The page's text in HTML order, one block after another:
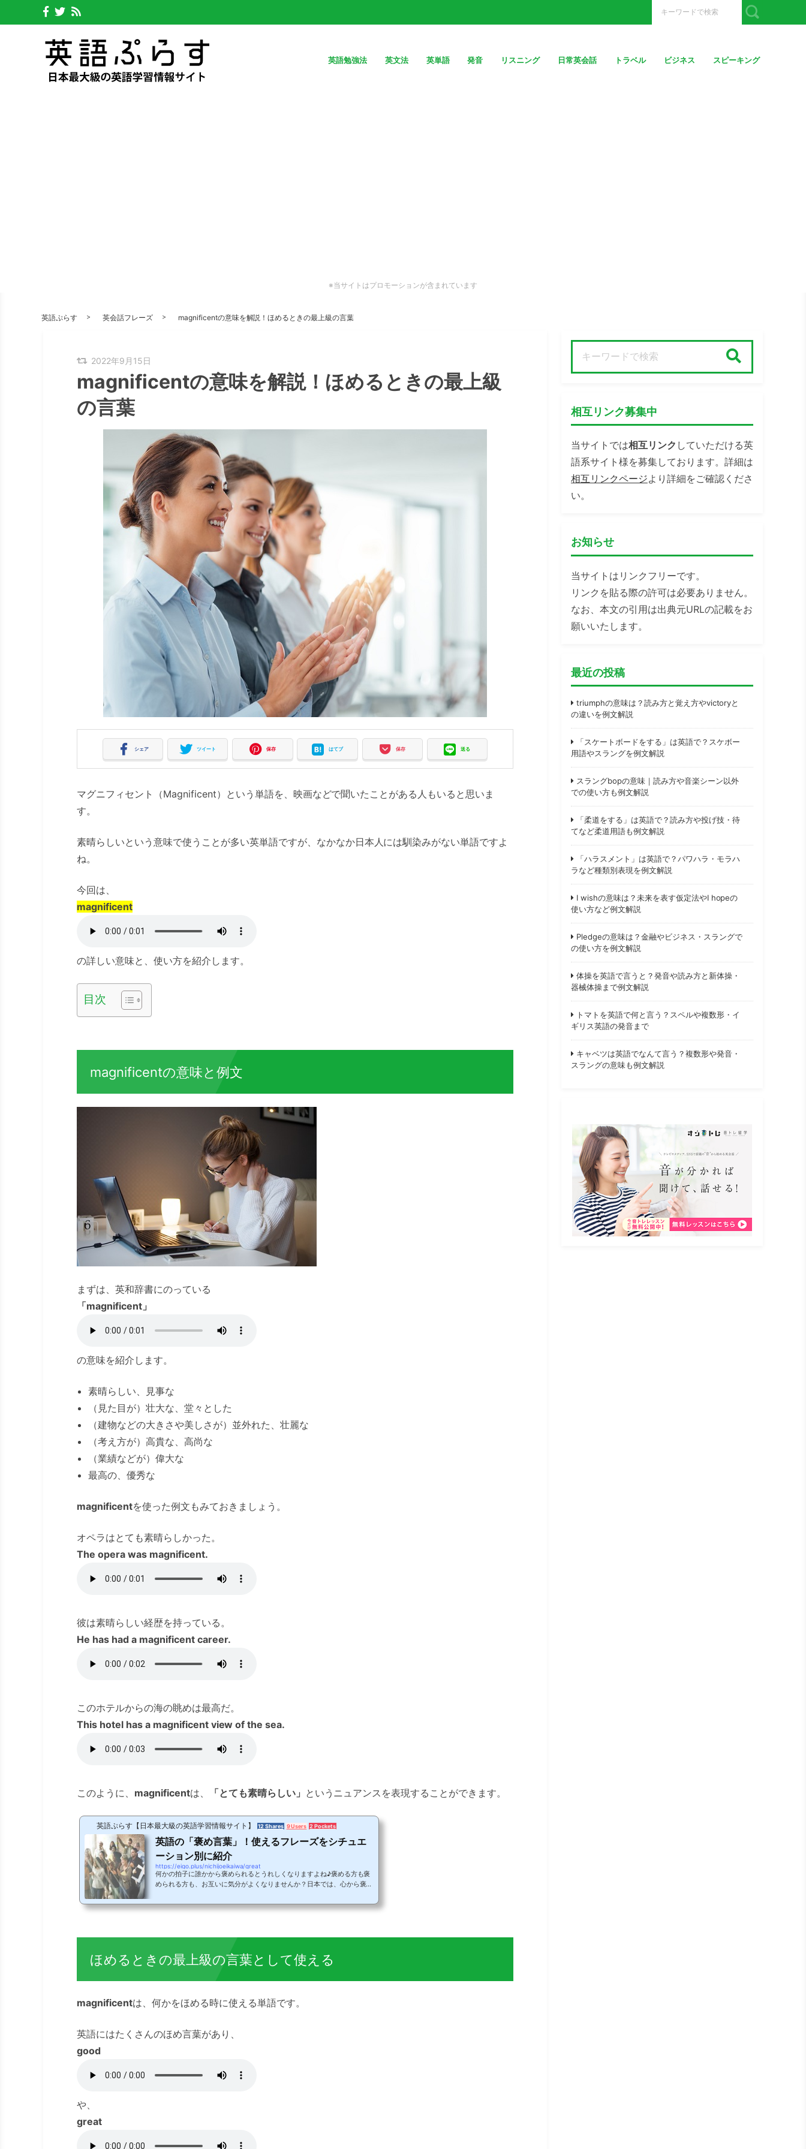
英語勉強法 英文法 英単語 発音 リスニング 日常英会話 トラベル ビジネス スピーキング
※当サイトはプロモーションが含まれています
英語ぷらす 英会話フレーズ magnificentの意味を解説！ほめるときの最上級の言葉
2022年9月15日
magnificentの意味を解説！ほめるときの最上級
の言葉
シェア ツイート 保存 はてブ 保存 送る
マグニフィセント（Magnificent）という単語を、映画などで聞いたことがある人もいると思いま
す。
素晴らしいという意味で使うことが多い英単語ですが、なかなか日本人には馴染みがない単語ですよ
ね。
今回は、
magnificent
の詳しい意味と、使い方を紹介します。
目次
magnificentの意味と例文
まずは、英和辞書にのっている
「magnificent」
の意味を紹介します。
素晴らしい、見事な
（見た目が）壮大な、堂々とした
（建物などの大きさや美しさが）並外れた、壮麗な
（考え方が）高貴な、高尚な
（業績などが）偉大な
最高の、優秀な
magnificentを使った例文もみておきましょう。
オペラはとても素晴らしかった。
The opera was magnificent.
彼は素晴らしい経歴を持っている。
He has had a magnificent career.
このホテルからの海の眺めは最高だ。
This hotel has a magnificent view of the sea.
このように、 magnificentは、 「とても素晴らしい」 というニュアンスを表現することができます。
英語ぷらす【日本最大級の英語学習情報サイト】 12 Shares 9 Users 2 Pockets
英語の「褒め言葉」！使えるフレーズをシチュエ
ーション別に紹介
https://eigo.plus/nichijoeikaiwa/great
何かの拍子に誰かから褒められるとうれしくなりますよね♪褒める方も褒
められる方も、お互いに気分がよくなりませんか？日本では、心から褒め
ることが多いように感じます。面と向かって褒め言葉を使うことが照れく
ほめるときの最上級の言葉として使える
magnificentは、何かをほめる時に使える単語です。
英語にはたくさんのほめ言葉があり、
good
や、
great
相互リンク募集中
当サイトでは相互リンク していただける英
語系サイト様を募集しております。詳細は
相互リンクページより詳細をご確認くださ
い。
お知らせ
当サイトはリンクフリーです。
リンクを貼る際の許可は必要ありません。
なお、本文の引用は出典元URLの記載をお
願いいたします。
最近の投稿
triumphの意味は？読み方と覚え方やvictoryと
の違いを例文解説
「スケートボードをする」は英語で？スケボー
用語やスラングを例文解説
スラングbopの意味｜読み方や音楽シーン以外
での使い方も例文解説
「柔道をする」は英語で？読み方や投げ技・待
てなど柔道用語も例文解説
「ハラスメント」は英語で？パワハラ・モラハ
ラなど種類別表現を例文解説
I wishの意味は？未来を表す仮定法やI hopeの
使い方など例文解説
Pledgeの意味は？金融やビジネス・スラングで
の使い方を例文解説
体操を英語で言うと？発音や読み方と新体操・
器械体操まで例文解説
トマトを英語で何と言う？スペルや複数形・イ
ギリス英語の発音まで
キャベツは英語でなんて言う？複数形や発音・
スラングの意味も例文解説